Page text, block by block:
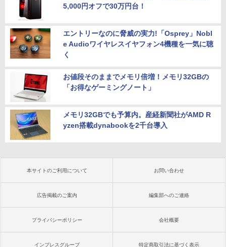
5,000円オフで30万円台！
エントリーなのに脅威の実力!「Osprey」Nobl
e Audioワイヤレスイヤフォン4機種を一気に聴
く
お値段そのままでメモリ倍増！メモリ32GBの
「お得なゲーミングノート」
メモリ32GBでも予算内。産経新聞社がAMD R
yzen搭載dynabookを2千台導入
本サイトのご利用について お問い合わせ
広告掲載のご案内 編集部へのご連絡
プライバシーポリシー 会社概要
インプレスグループ 特定商取引法に基づく表示